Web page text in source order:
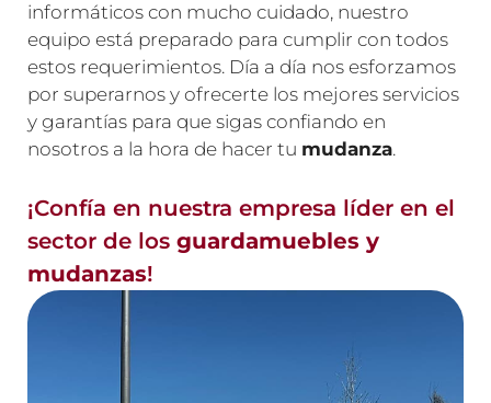
informáticos con mucho cuidado, nuestro
equipo está preparado para cumplir con todos
estos requerimientos. Día a día nos esforzamos
por superarnos y ofrecerte los mejores servicios
y garantías para que sigas confiando en
nosotros a la hora de hacer tu mudanza.
¡Confía en nuestra empresa líder en el
sector de los guardamuebles y
mudanzas!